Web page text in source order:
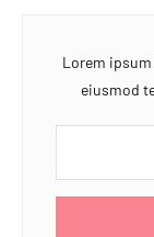
Lorem
eiusmod